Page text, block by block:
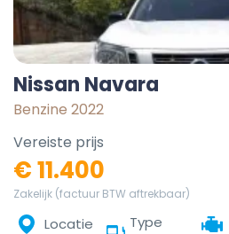
Nissan Navara
Benzine 2022
Vereiste prijs
€ 11.400
Zakelijk (factuur BTW aftrekbaar)
Locatie Type